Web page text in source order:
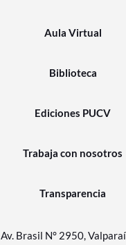
Aula Virtual
Biblioteca
Ediciones PUCV
Trabaja con nosotros
Transparencia
Av. Brasil N° 2950,